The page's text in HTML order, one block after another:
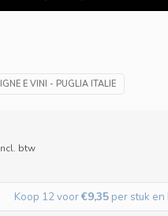
E VINI - PUGLIA ITALIE
btw
Koop 12 voor€9,35 per stuk